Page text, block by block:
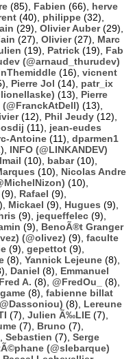
(85), Fabien (66), herve
(40), philippe (32),
(29), Olivier Auber(29),
(27), Olivier(27), Marc
(19), Patrick (19), Fab
(@arnaud_thurudev)
(16), vicnent
Pierre Jol (14), patr_ix
(13), Pierre
(13),
(12), Phil Jeudy (12),
(11), jean-eudes
Antoine (11), dparmen1
INFO (@LINKANDEV)
(10), babar(10),
(10), Nicolas Andre
(10),
(9), Rafael (9),
Mickael (9), Hugues (9),
(9), jequeffelec (9),
(9), BenoÃ®t Granger
(@olivez) (9), faculte
(9), gepettot (9),
(8), Yannick Lejeune (8),
Daniel (8), Emmanuel
Fred A. (8), @FredOu_
(8),
(8), fabienne billat
(8), Lereune
(7), Julien Ã‰LIE (7),
(7), Bruno (7),
Sebastien (7), Serge
(@slebarque)